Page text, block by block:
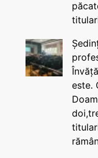
este.